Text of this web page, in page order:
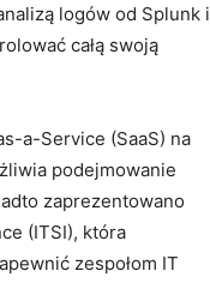
logów od Splunk i
całą swoją
a-Service (SaaS) na
podejmowanie
zaprezentowano
(ITSI), która
zespołom IT